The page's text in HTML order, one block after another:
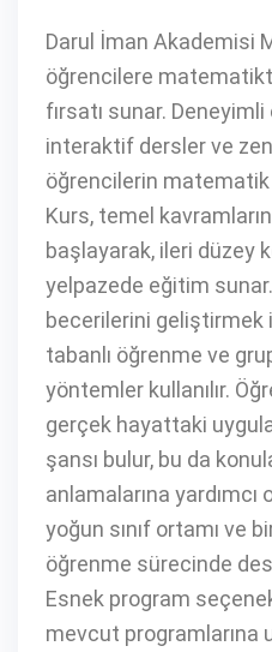
Darul İman Akademisi
öğrencilere
fırsatı sunar.
interaktif dersler ve
öğrencilerin
Kurs, temel
başlayarak, ileri düzey
yelpazede eğitim
becerilerini geliştirmek
tabanlı öğrenme ve
yöntemler kullanılır.
gerçek hayattaki
şansı bulur, bu da
anlamalarına yardımcı
yoğun sınıf ortamı ve
öğrenme sürecinde
Esnek program
mevcut programlarına